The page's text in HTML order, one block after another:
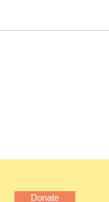
和伊格斯頓等攝影大
」（《藝術評
織成一張值得細究蒐
Donate